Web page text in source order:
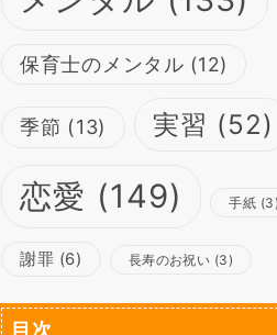
保育士のメンタル (12)
季節 (13) 実習 (52)
恋愛 (149) 手紙 (3)
謝罪 (6) 長寿のお祝い (3)
目次